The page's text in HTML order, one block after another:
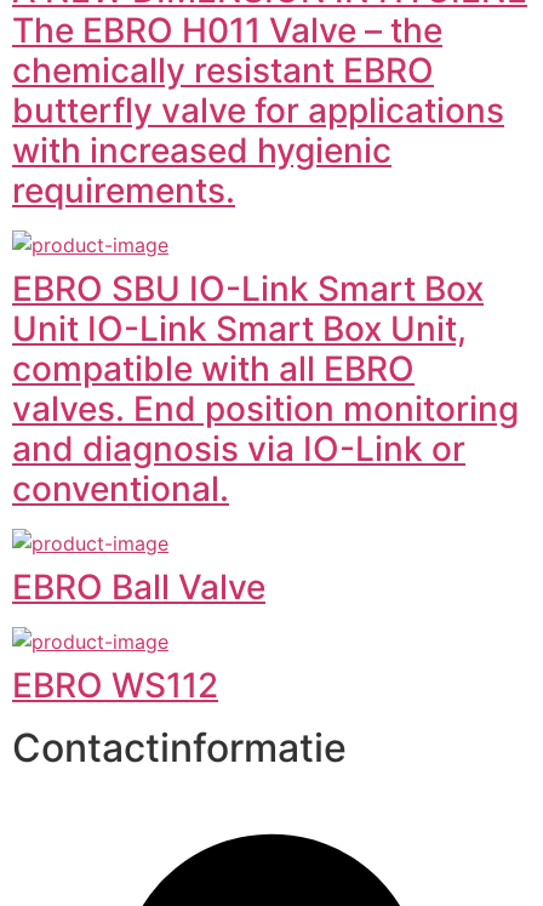
The EBRO H011 Valve – the
chemically resistant EBRO
butterfly valve for applications
with increased hygienic
requirements.
EBRO SBU IO-Link Smart Box
Unit IO-Link Smart Box Unit,
compatible with all EBRO
valves. End position monitoring
and diagnosis via IO-Link or
conventional.
EBRO Ball Valve
EBRO WS112
Contactinformatie